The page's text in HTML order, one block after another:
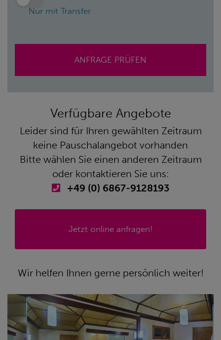
Nur mit Transfer
ANFRAGE PRÜFEN
Verfügbare Angebote
Leider sind für Ihren gewählten Zeitraum
keine Pauschalangebot vorhanden
Bitte wählen Sie einen anderen Zeitraum
oder kontaktieren Sie uns:
+49 (0) 6867-9128193
Jetzt online anfragen!
Wir helfen Ihnen gerne persönlich weiter!